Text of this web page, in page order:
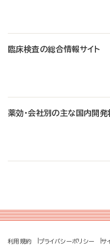
臨床検査の総合情報サイト
薬効・会社別の主な国内開発
利用規約 プライバシーポリシー サ